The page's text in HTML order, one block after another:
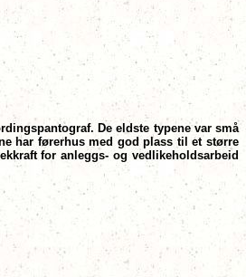
De eldste typene var små
har førerhus med god plass til et større
for anleggs- og vedlikeholdsarbeid